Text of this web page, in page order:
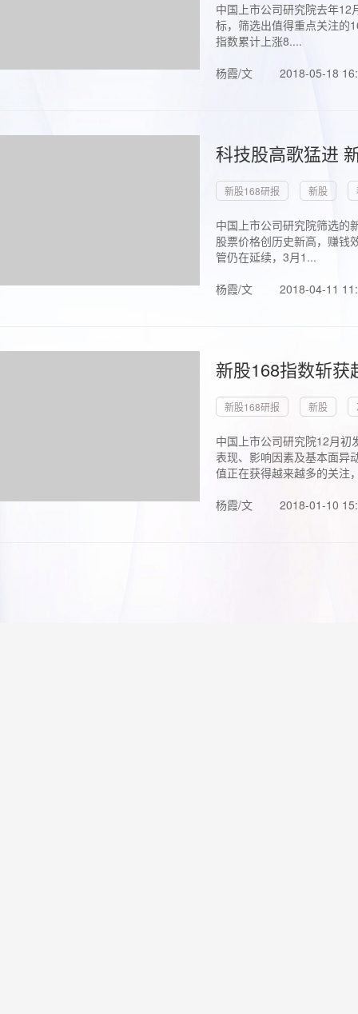
中国上市公司研究院去年
标，筛选出值得重点关注的
指数累计上涨8....
杨霞/文
2018-05-18
科技股高歌猛进
新股168研报 新股
中国上市公司研究院筛选的
股票价格创历史新高，赚钱
管仍在延续，3月1...
杨霞/文
2018-04-11
新股168指数斩
新股168研报 新股
中国上市公司研究院12月初
表现、影响因素及基本面异
值正在获得越来越多的关注
杨霞/文
2018-01-10